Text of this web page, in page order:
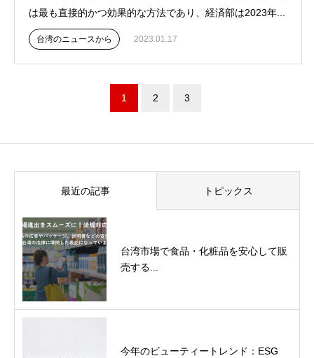
は最も直接的かつ効果的な方法であり、経済部は2023年...
台湾のニュースから 2023.01.17
1 2 3
最近の記事 トピックス
台湾市場で食品・化粧品を安心して販
売する...
今年のビューティートレンド：ESG